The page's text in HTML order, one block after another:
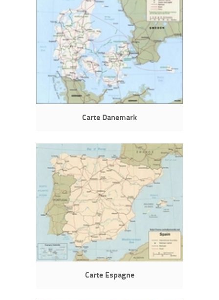
Carte Danemark
Carte Espagne